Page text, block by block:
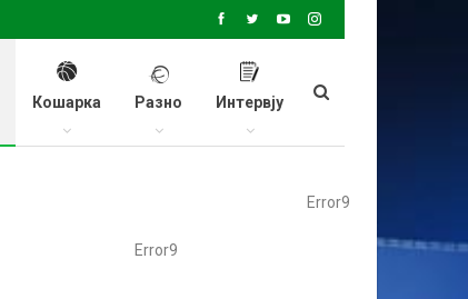
Кошарка Разно Интервју
Error9
Error9